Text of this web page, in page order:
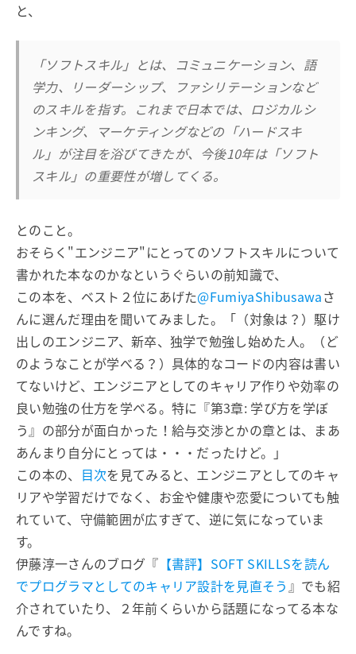
と、
「ソフトスキル」とは、コミュニケーション、語
学力、リーダーシップ、ファシリテーションなど
のスキルを指す。これまで日本では、ロジカルシ
ンキング、マーケティングなどの「ハードスキ
ル」が注目を浴びてきたが、今後10年は「ソフト
スキル」の重要性が増してくる。
とのこと。
おそらく"エンジニア"にとってのソフトスキルについて
書かれた本なのかなというぐらいの前知識で、
この本を、ベスト２位にあげた@FumiyaShibusawaさ
んに選んだ理由を聞いてみました。「（対象は？）駆け
出しのエンジニア、新卒、独学で勉強し始めた人。（ど
のようなことが学べる？）具体的なコードの内容は書い
てないけど、エンジニアとしてのキャリア作りや効率の
良い勉強の仕方を学べる。特に『第3章: 学び方を学ぼ
う』の部分が面白かった！給与交渉とかの章とは、まあ
あんまり自分にとっては・・・だったけど。」
この本の、 目次を見てみると、エンジニアとしてのキャ
リアや学習だけでなく、お金や健康や恋愛についても触
れていて、守備範囲が広すぎて、逆に気になっていま
す。
伊藤淳一さんのブログ『 【書評】SOFT SKILLSを読ん
でプログラマとしてのキャリア設計を見直そう』でも紹
介されていたり、２年前くらいから話題になってる本な
んですね。